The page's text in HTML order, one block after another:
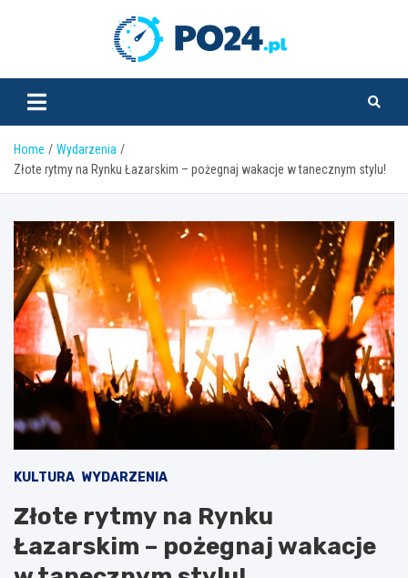
Home
Wydarzenia
Złote rytmy na Rynku Łazarskim – pożegnaj wakacje w tanecznym stylu!
KULTURA WYDARZENIA
Złote rytmy na Rynku
Łazarskim – pożegnaj wakacje